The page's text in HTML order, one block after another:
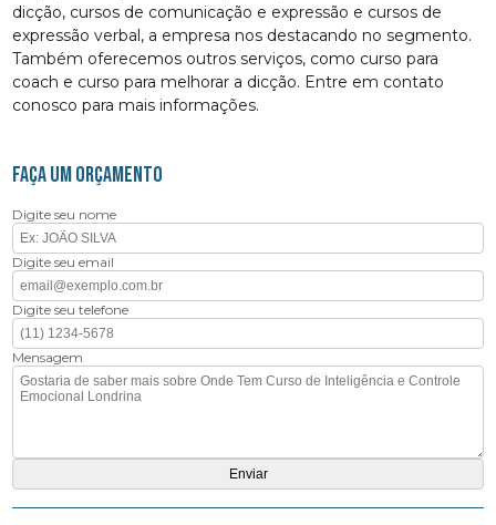
dicção, cursos de comunicação e expressão e cursos de
expressão verbal, a empresa nos destacando no segmento.
Também oferecemos outros serviços, como curso para
coach e curso para melhorar a dicção. Entre em contato
conosco para mais informações.
FAÇA UM ORÇAMENTO
Digite seu nome
Digite seu email
Digite seu telefone
Mensagem